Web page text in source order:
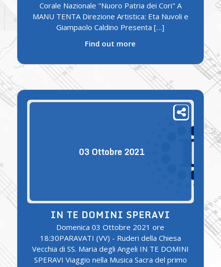
Corale Nazionale "Nuoro Patria dei Cori" A
MANU TENTA Direzione Artistica: Eta Nuvoli e
Giampaolo Caldino Presenta […]
Find out more
03 Ottobre 2021
IN TE DOMINI SPERAVI
Domenica 03 Ottobre 2021 ore
18:30PARAVATI (VV) - Ruderi della Chiesa
Vecchia di SS. Maria degli Angeli IN TE DOMINI
SPERAVI Viaggio nella Musica Sacra del primo